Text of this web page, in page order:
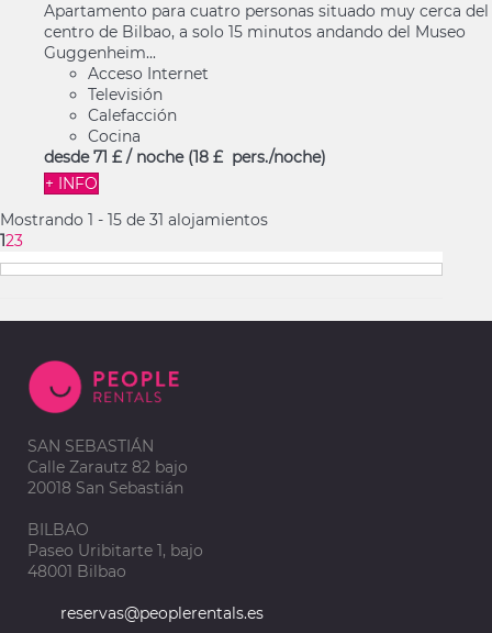
Apartamento para cuatro personas situado muy cerca del
centro de Bilbao, a solo 15 minutos andando del Museo
Guggenheim...
Acceso Internet
Televisión
Calefacción
Cocina
desde 71 £ / noche (18 £ pers./noche)
+ INFO
Mostrando 1 - 15 de 31 alojamientos
123
SAN SEBASTIÁN
Calle Zarautz 82 bajo
20018 San Sebastián
BILBAO
Paseo Uribitarte 1, bajo
48001 Bilbao
reservas@peoplerentals.es